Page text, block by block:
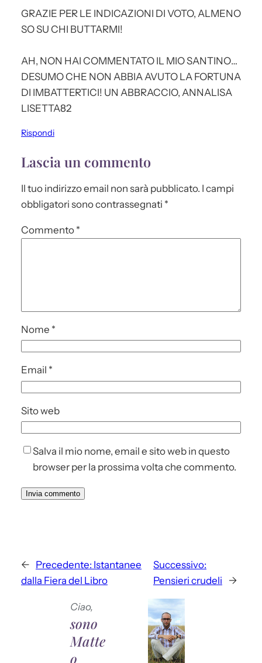
GRAZIE PER LE INDICAZIONI DI VOTO, ALMENO
SO SU CHI BUTTARMI!
AH, NON HAI COMMENTATO IL MIO SANTINO…
DESUMO CHE NON ABBIA AVUTO LA FORTUNA
DI IMBATTERTICI! UN ABBRACCIO, ANNALISA
LISETTA82
Rispondi
Lascia un commento
Il tuo indirizzo email non sarà pubblicato. I campi
obbligatori sono contrassegnati *
Commento *
Nome *
Email *
Sito web
Salva il mio nome, email e sito web in questo
browser per la prossima volta che commento.
← Precedente: Istantanee
dalla Fiera del Libro
Successivo:
Pensieri crudeli
→
Ciao,
sono
Matte
o